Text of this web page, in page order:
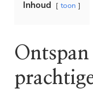
Inhoud toon
Ontspan